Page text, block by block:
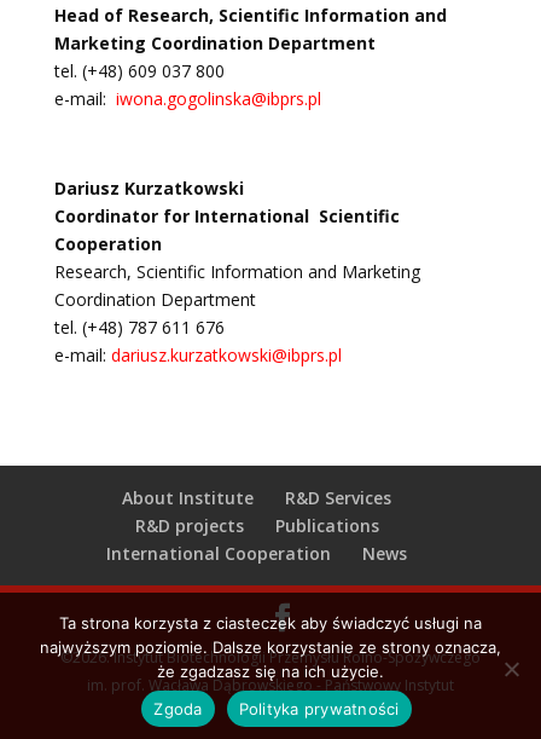
Head of Research, Scientific Information and
Marketing Coordination Department
tel. (+48) 609 037 800
e-mail: iwona.gogolinska@ibprs.pl
Dariusz Kurzatkowski
Coordinator for International Scientific
Cooperation
Research, Scientific Information and Marketing
Coordination Department
tel. (+48) 787 611 676
e-mail: dariusz.kurzatkowski@ibprs.pl
About Institute
R&D Services
R&D projects
Publications
International Cooperation
News
©2026. Instytut Biotechnologii Przemysłu Rolno-Spożywczego
im. prof. Wacława Dąbrowskiego - Państwowy Instytut
Badawczy
Ta strona korzysta z ciasteczek aby świadczyć usługi na
najwyższym poziomie. Dalsze korzystanie ze strony oznacza,
że zgadzasz się na ich użycie.
Zgoda
Polityka prywatności